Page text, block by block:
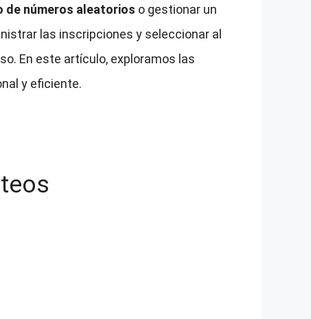
de números aleatorios o gestionar un
las inscripciones y seleccionar al
En este artículo, exploramos las
y eficiente.